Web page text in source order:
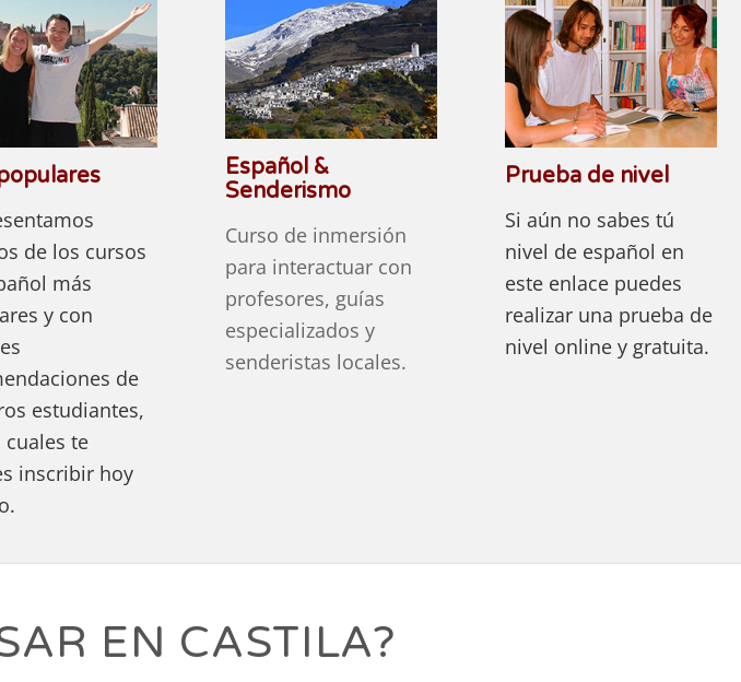
de los cursos
más
y con
de
estudiantes,
cuales te
inscribir hoy
Español &
Senderismo
Curso de inmersión
para interactuar con
profesores, guías
especializados y
senderistas locales.
Prueba de nivel
Si aún no sabes tú
nivel de español en
este enlace puedes
realizar una prueba de
nivel online y gratuita.
EN CASTILA?